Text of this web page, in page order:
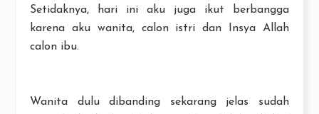
Setidaknya, hari ini aku juga ikut berbangga
karena aku wanita, calon istri dan Insya Allah
calon ibu.
Wanita dulu dibanding sekarang jelas sudah